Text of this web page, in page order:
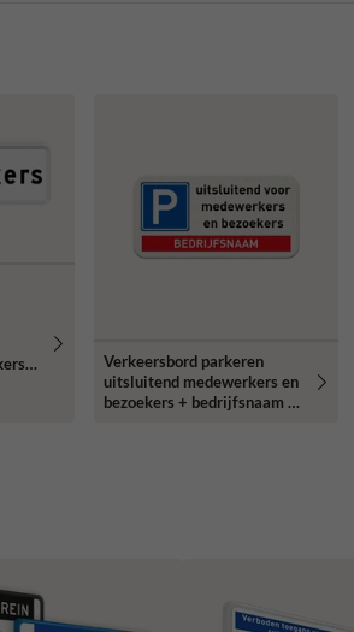
-
Verkeersbord parkeren
uitsluitend medewerkers en
bezoekers + bedrijfsnaam -